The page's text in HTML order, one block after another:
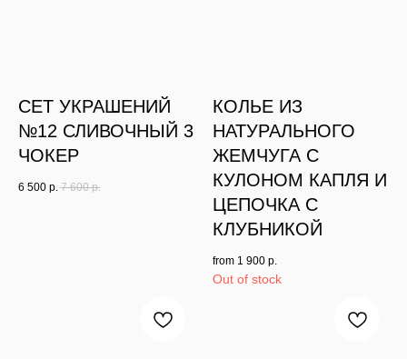
СЕТ УКРАШЕНИЙ
№12 СЛИВОЧНЫЙ 3
ЧОКЕР
6 500 р. 7 600 р.
КОЛЬЕ ИЗ
НАТУРАЛЬНОГО
ЖЕМЧУГА С
КУЛОНОМ КАПЛЯ И
ЦЕПОЧКА С
КЛУБНИКОЙ
from 1 900 р.
Out of stock